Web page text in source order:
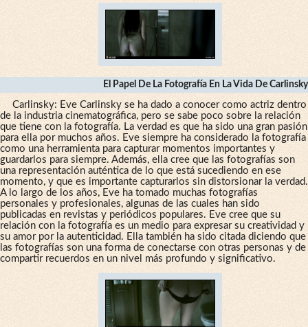
El Papel De La Fotografía En La Vida De Carlinsky
Carlinsky: Eve Carlinsky se ha dado a conocer como actriz dentro
de la industria cinematográfica, pero se sabe poco sobre la relación
que tiene con la fotografía. La verdad es que ha sido una gran pasión
para ella por muchos años. Eve siempre ha considerado la fotografía
como una herramienta para capturar momentos importantes y
guardarlos para siempre. Además, ella cree que las fotografías son
una representación auténtica de lo que está sucediendo en ese
momento, y que es importante capturarlos sin distorsionar la verdad.
A lo largo de los años, Eve ha tomado muchas fotografías
personales y profesionales, algunas de las cuales han sido
publicadas en revistas y periódicos populares. Eve cree que su
relación con la fotografía es un medio para expresar su creatividad y
su amor por la autenticidad. Ella también ha sido citada diciendo que
las fotografías son una forma de conectarse con otras personas y de
compartir recuerdos en un nivel más profundo y significativo.